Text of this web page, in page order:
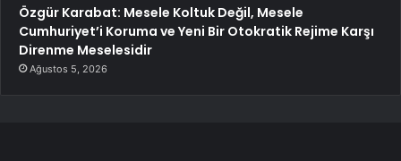
Özgür Karabat: Mesele Koltuk Değil, Mesele
Cumhuriyet’i Koruma ve Yeni Bir Otokratik Rejime Karşı
Direnme Meselesidir
Ağustos 5, 2026